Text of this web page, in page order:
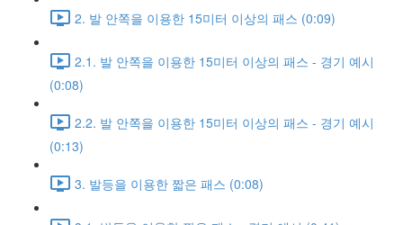
2. 발 안쪽을 이용한 15미터 이상의 패스 (0:09)
2.1. 발 안쪽을 이용한 15미터 이상의 패스 - 경기 예시
(0:08)
2.2. 발 안쪽을 이용한 15미터 이상의 패스 - 경기 예시
(0:13)
3. 발등을 이용한 짧은 패스 (0:08)